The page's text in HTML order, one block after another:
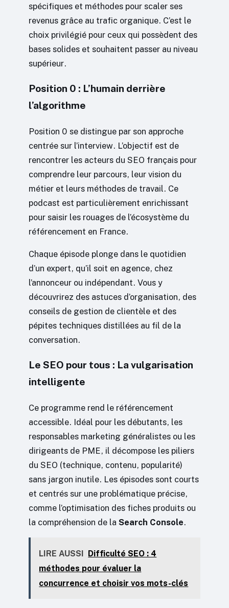
spécifiques et méthodes pour scaler ses
revenus grâce au trafic organique. C’est le
choix privilégié pour ceux qui possèdent des
bases solides et souhaitent passer au niveau
supérieur.
Position 0 : L’humain derrière
l’algorithme
Position 0 se distingue par son approche
centrée sur l’interview. L’objectif est de
rencontrer les acteurs du SEO français pour
comprendre leur parcours, leur vision du
métier et leurs méthodes de travail. Ce
podcast est particulièrement enrichissant
pour saisir les rouages de l’écosystème du
référencement en France.
Chaque épisode plonge dans le quotidien
d’un expert, qu’il soit en agence, chez
l’annonceur ou indépendant. Vous y
découvrirez des astuces d’organisation, des
conseils de gestion de clientèle et des
pépites techniques distillées au fil de la
conversation.
Le SEO pour tous : La vulgarisation
intelligente
Ce programme rend le référencement
accessible. Idéal pour les débutants, les
responsables marketing généralistes ou les
dirigeants de PME, il décompose les piliers
du SEO (technique, contenu, popularité)
sans jargon inutile. Les épisodes sont courts
et centrés sur une problématique précise,
comme l’optimisation des fiches produits ou
la compréhension de la Search Console.
LIRE AUSSI Difficulté SEO : 4
méthodes pour évaluer la
concurrence et choisir vos mots-clés